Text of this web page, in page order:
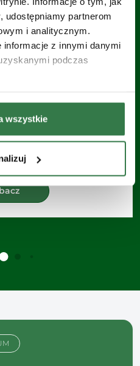
partnerom
i analitycznym.
informacje z innymi danymi
podczas
wszystkie
od 6 do 12